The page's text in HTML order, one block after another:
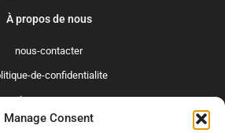
Manage Consent
À propos de nous
nous-contacter
de-confidentialite
qui-sommes-nous